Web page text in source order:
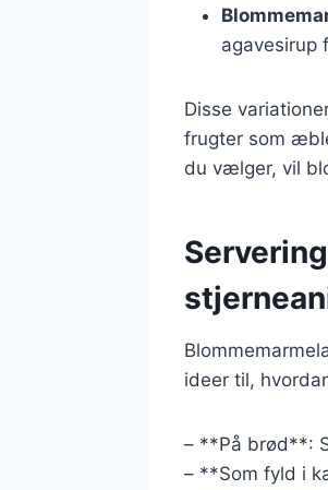
agavesirup
Disse
frugter som
du vælger, vil
ideer til,
– **På brød**:
– **Som fyld i